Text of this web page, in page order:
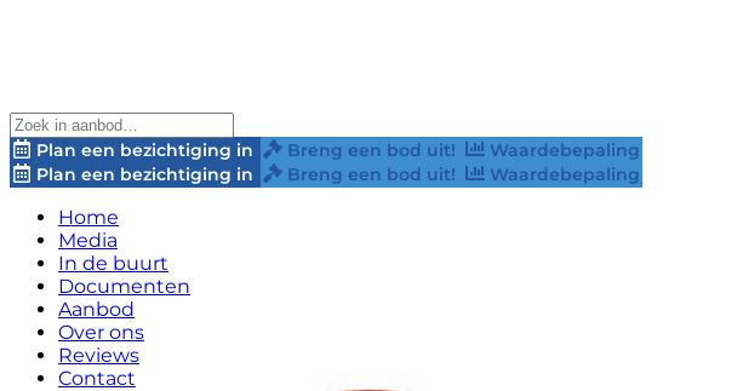
Plan een bezichtiging in Breng een bod uit!
Waardebepaling
Plan een bezichtiging in
Breng een bod uit! Waardebepaling
Home
Media
In de buurt
Documenten
Aanbod
Over ons
Reviews
Contact